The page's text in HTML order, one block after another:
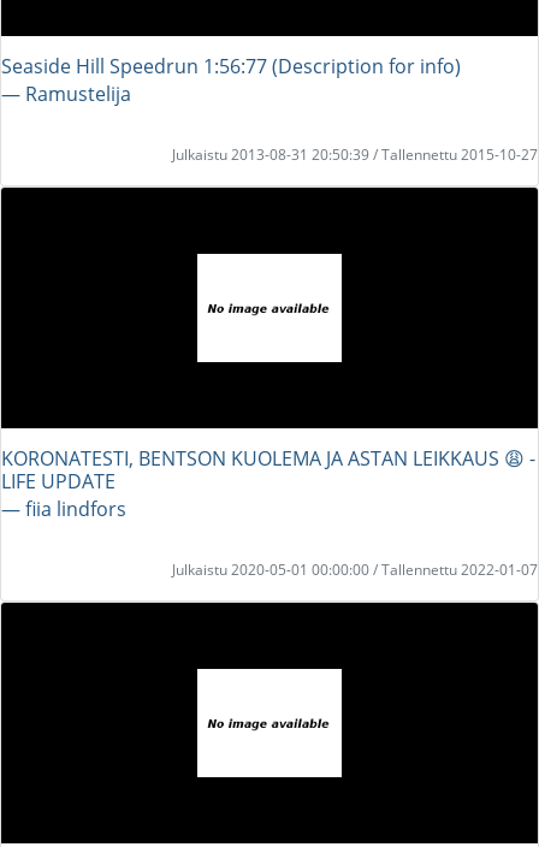
Seaside Hill Speedrun 1:56:77 (Description for info)
― Ramustelija
Julkaistu 2013-08-31 20:50:39 / Tallennettu 2015-10-27
KORONATESTI, BENTSON KUOLEMA JA ASTAN LEIKKAUS 😩 -
LIFE UPDATE
― fiia lindfors
Julkaistu 2020-05-01 00:00:00 / Tallennettu 2022-01-07